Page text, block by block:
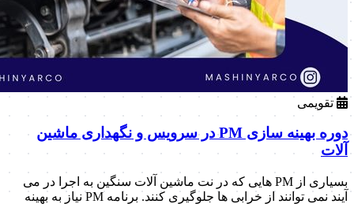
تقویمی
دوره بهینه سازی PM در سرویس و نگهداری ماشین
آلات
بسیاری از PM هایی که در نت ماشین آلات سنگین به اجرا در می
آیند نمی توانند از خرابی ها جلوگیری کنند. برنامه PM نیاز به بهینه